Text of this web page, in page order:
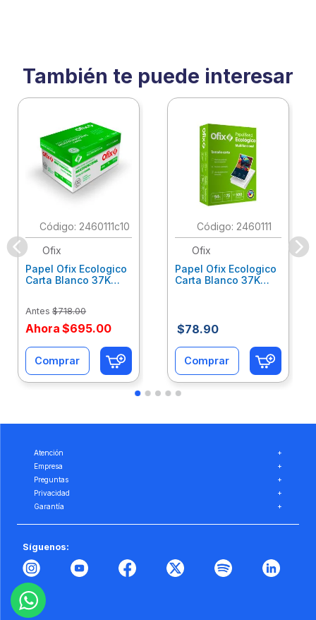
También te puede interesar
: 2460111c10
Ofix
Papel Ofix Ecologico
Carta Blanco 37K
Antes $718.00
Ahora $695.00
Comprar
: 2460111
Ofix
Papel Ofix Ecologico
Carta Blanco 37K
$78.90
Comprar
Atención
+
Empresa
+
Preguntas
+
Privacidad
+
Garantía
+
Síguenos: